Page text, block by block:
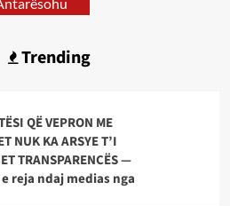
Trending
QË VEPRON ME
NUK KA ARSYE T’I
TRANSPARENCËS —
reja ndaj medias nga